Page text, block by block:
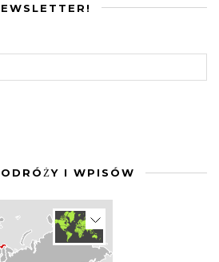
I WPISÓW